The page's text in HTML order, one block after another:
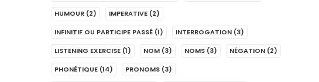
HUMOUR (2) IMPERATIVE (2)
INFINITIF OU PARTICIPE PASSÉ (1) INTERROGATION (3)
LISTENING EXERCISE (1) NOM (3) NOMS (3) NÉGATION (2)
PHONÉTIQUE (14) PRONOMS (3)